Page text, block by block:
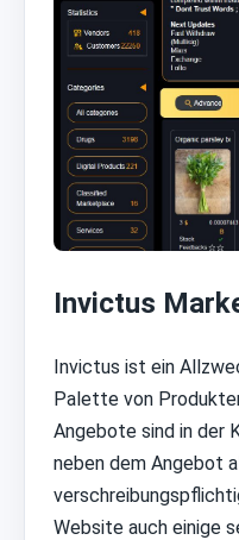
Invictus
Invictus ist ein
Palette von
Angebote sind in der
neben dem Angebot
Website auch einige